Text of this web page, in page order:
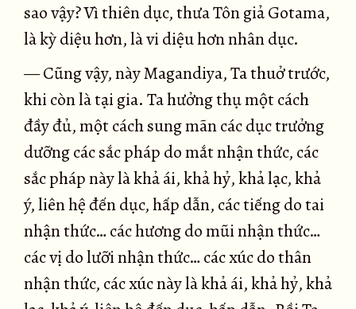
sao vậy? Vì thiên dục, thưa Tôn giả Gotama,
là kỳ diệu hơn, là vi diệu hơn nhân dục.
— Cũng vậy, này Magandiya, Ta thuở trước,
khi còn là tại gia. Ta hưởng thụ một cách
đầy đủ, một cách sung mãn các dục trưởng
dưỡng các sắc pháp do mắt nhận thức, các
sắc pháp này là khả ái, khả hỷ, khả lạc, khả
ý, liên hệ đến dục, hấp dẫn, các tiếng do tai
nhận thức… các hương do mũi nhận thức…
các vị do lưỡi nhận thức… các xúc do thân
nhận thức, các xúc này là khả ái, khả hỷ, khả